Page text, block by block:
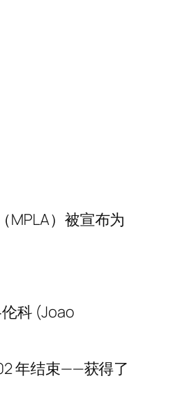
MPLA）被宣布为
科 (Joao
年结束——获得了